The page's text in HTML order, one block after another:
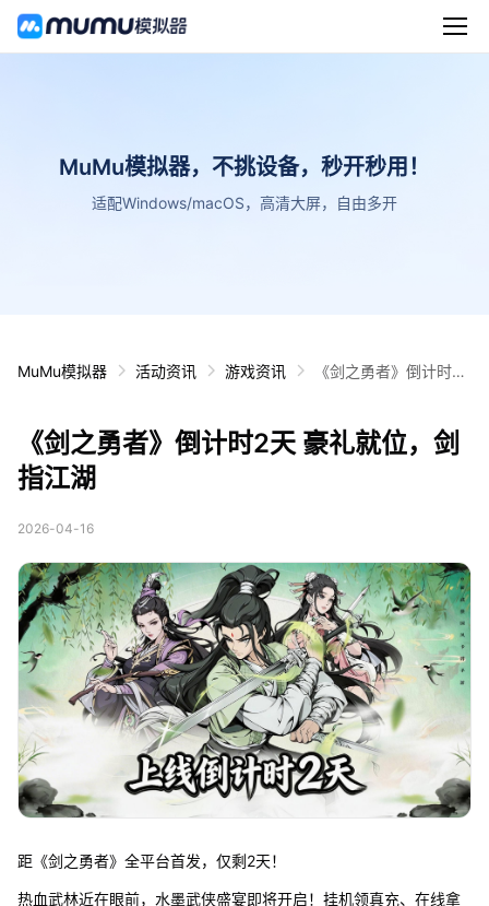
MuMu模拟器，不挑设备，秒开秒用！
适配Windows/macOS，高清大屏，自由多开
MuMu模拟器 活动资讯 游戏资讯
《剑之勇者》倒计时2
《剑之勇者》倒计时2天 豪礼就位，剑
指江湖
2026-04-16
距《剑之勇者》全平台首发，仅剩2天！
热血武林近在眼前，水墨武侠盛宴即将开启！挂机领真充、在线拿